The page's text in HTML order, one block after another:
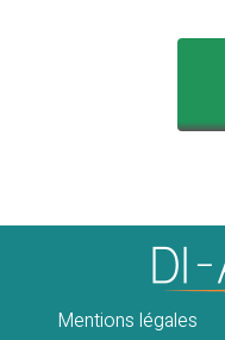
Mentions légales